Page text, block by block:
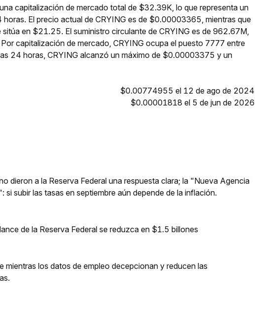
capitalización de mercado total de $32.39K, lo que representa un
El precio actual de CRYING es de $0.00003365, mientras que
en $21.25. El suministro circulante de CRYING es de 962.67M,
capitalización de mercado, CRYING ocupa el puesto 7777 entre
24 horas, CRYING alcanzó un máximo de $0.00003375 y un
$0.00774955 el 12 de ago de 2024
$0.00001818 el 5 de jun de 2026
dieron a la Reserva Federal una respuesta clara; la "Nueva Agencia
si subir las tasas en septiembre aún depende de la inflación.
de la Reserva Federal se reduzca en $1.5 billones
mientras los datos de empleo decepcionan y reducen las